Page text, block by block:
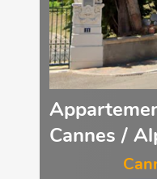
Cannes /